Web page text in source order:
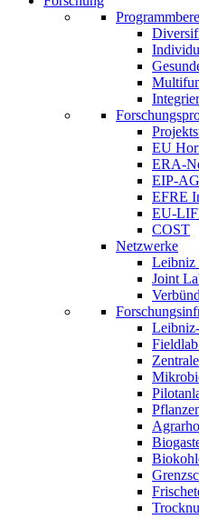
EU
ERA-
EIP-
EFRE
EU-
COST
Netzwerke
Leibniz
Joint